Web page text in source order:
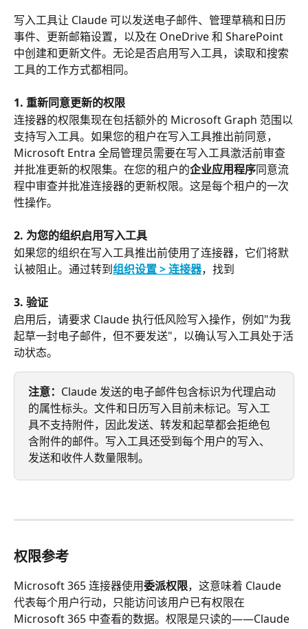
写入工具让 Claude 可以发送电子邮件、管理草稿和日历
事件、更新邮箱设置，以及在 OneDrive 和 SharePoint
中创建和更新文件。无论是否启用写入工具，读取和搜索
工具的工作方式都相同。
1. 重新同意更新的权限
连接器的权限集现在包括额外的 Microsoft Graph 范围以
支持写入工具。如果您的租户在写入工具推出前同意，
Microsoft Entra 全局管理员需要在写入工具激活前审查
并批准更新的权限集。在您的租户的企业应用程序同意流
程中审查并批准连接器的更新权限。这是每个租户的一次
性操作。
2. 为您的组织启用写入工具
如果您的组织在写入工具推出前使用了连接器，它们将默
认被阻止。通过转到组织设置 > 连接器，找到
3. 验证
启用后，请要求 Claude 执行低风险写入操作，例如"为我
起草一封电子邮件，但不要发送"，以确认写入工具处于活
动状态。
注意： Claude 发送的电子邮件包含标识为代理启动
的属性标头。文件和日历写入目前未标记。写入工
具不支持附件，因此发送、转发和起草都会拒绝包
含附件的邮件。写入工具还受到每个用户的写入、
发送和收件人数量限制。
权限参考
Microsoft 365 连接器使用委派权限，这意味着 Claude
代表每个用户行动，只能访问该用户已有权限在
Microsoft 365 中查看的数据。权限是只读的——Claude